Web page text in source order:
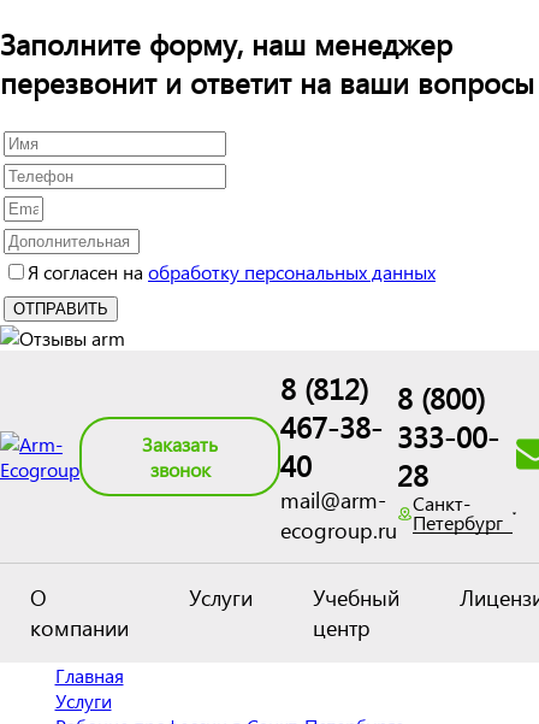
Заполните форму, наш менеджер
перезвонит и ответит на ваши вопросы
Я согласен на обработку персональных данных
Заказать
звонок
8 (812)
467-38-
40
mail@arm-
ecogroup.ru
8 (800)
333-00-
28
Санкт-
Петербург
О
компании
Услуги
Учебный
центр
Главная
Услуги